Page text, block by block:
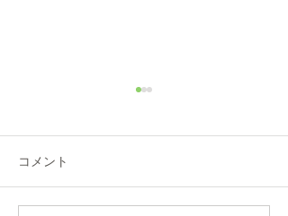
本日8/6（木）は修理多数に
より、12：00から他店販売の
す。 明日以降のご来店をお願
コメント